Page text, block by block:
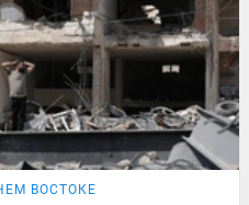
ВОСТОКЕ